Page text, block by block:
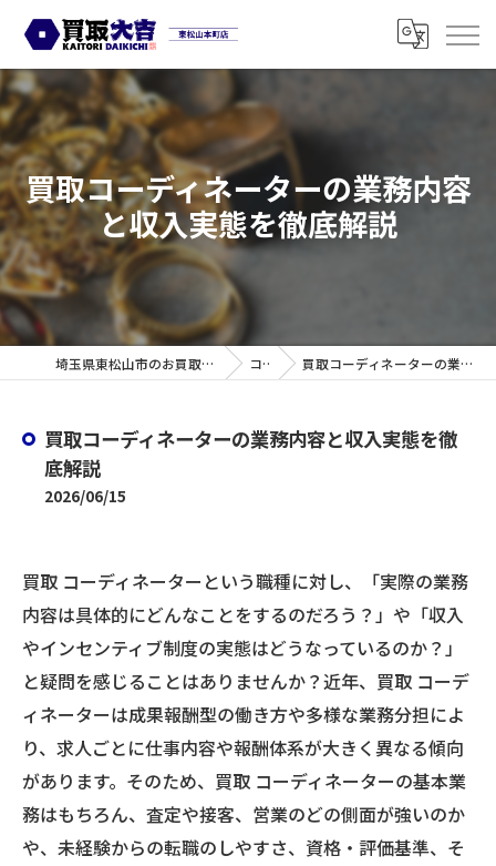
買取コーディネーターの業務内容
と収入実態を徹底解説
埼玉県東松山市のお買取なら買取大吉 東松山本町店 コラム 買取コーディネーターの業務内容と収入実態を徹底解説
買取コーディネーターの業務内容と収入実態を徹
底解説
2026/06/15
買取 コーディネーターという職種に対し、「実際の業務
内容は具体的にどんなことをするのだろう？」や「収入
やインセンティブ制度の実態はどうなっているのか？」
と疑問を感じることはありませんか？近年、買取 コーデ
ィネーターは成果報酬型の働き方や多様な業務分担によ
り、求人ごとに仕事内容や報酬体系が大きく異なる傾向
があります。そのため、買取 コーディネーターの基本業
務はもちろん、査定や接客、営業のどの側面が強いのか
や、未経験からの転職のしやすさ、資格・評価基準、そ